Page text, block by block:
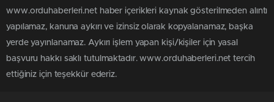
www.orduhaberleri.net haber içerikleri kaynak gösterilmeden alıntı
yapılamaz, kanuna aykırı ve izinsiz olarak kopyalanamaz, başka
yerde yayınlanamaz. Aykırı işlem yapan kişi/kişiler için yasal
başvuru hakkı saklı tutulmaktadır. www.orduhaberleri.net tercih
ettiğiniz için teşekkür ederiz.